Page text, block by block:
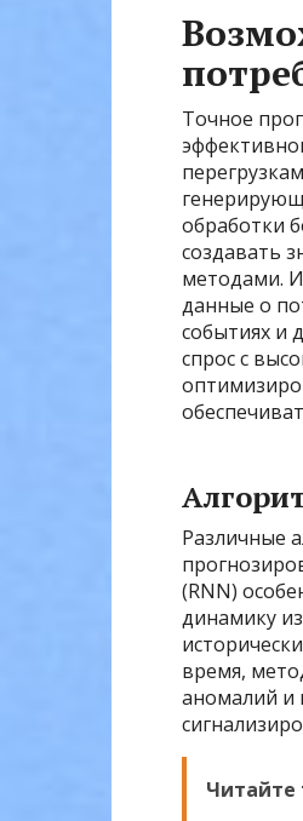
Точное
обработки
создавать
методами.
данные о
событиях и
спрос с
Различные
(RNN)
динамику
время,
аномалий и
Читайте